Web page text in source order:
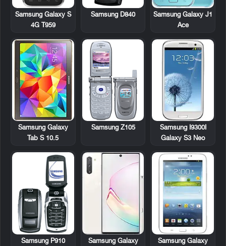
Samsung Galaxy J1
Ace
Samsung D840
Samsung Galaxy S
4G T959
Samsung I9300I
Galaxy S3 Neo
Samsung Z105
Samsung Galaxy
Tab S 10.5
Samsung Galaxy
Samsung Galaxy
Samsung P910